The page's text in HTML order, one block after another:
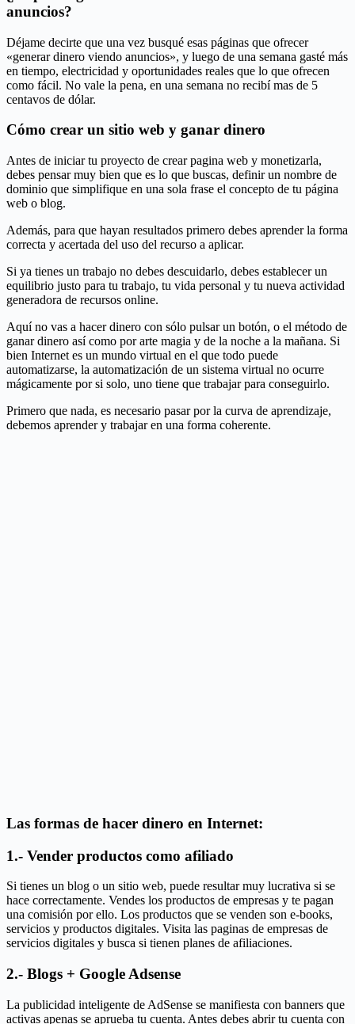
anuncios?
Déjame decirte que una vez busqué esas páginas que ofrecer
«generar dinero viendo anuncios», y luego de una semana gasté más
en tiempo, electricidad y oportunidades reales que lo que ofrecen
como fácil. No vale la pena, en una semana no recibí mas de 5
centavos de dólar.
Cómo crear un sitio web y ganar dinero
Antes de iniciar tu proyecto de crear pagina web y monetizarla,
debes pensar muy bien que es lo que buscas, definir un nombre de
dominio que simplifique en una sola frase el concepto de tu página
web o blog.
Además, para que hayan resultados primero debes aprender la forma
correcta y acertada del uso del recurso a aplicar.
Si ya tienes un trabajo no debes descuidarlo, debes establecer un
equilibrio justo para tu trabajo, tu vida personal y tu nueva actividad
generadora de recursos online.
Aquí no vas a hacer dinero con sólo pulsar un botón, o el método de
ganar dinero así como por arte magia y de la noche a la mañana. Si
bien Internet es un mundo virtual en el que todo puede
automatizarse, la automatización de un sistema virtual no ocurre
mágicamente por si solo, uno tiene que trabajar para conseguirlo.
Primero que nada, es necesario pasar por la curva de aprendizaje,
debemos aprender y trabajar en una forma coherente.
Las formas de hacer dinero en Internet:
1.- Vender productos como afiliado
Si tienes un blog o un sitio web, puede resultar muy lucrativa si se
hace correctamente. Vendes los productos de empresas y te pagan
una comisión por ello. Los productos que se venden son e-books,
servicios y productos digitales. Visita las paginas de empresas de
servicios digitales y busca si tienen planes de afiliaciones.
2.- Blogs + Google Adsense
La publicidad inteligente de AdSense se manifiesta con banners que
activas apenas se aprueba tu cuenta. Antes debes abrir tu cuenta con